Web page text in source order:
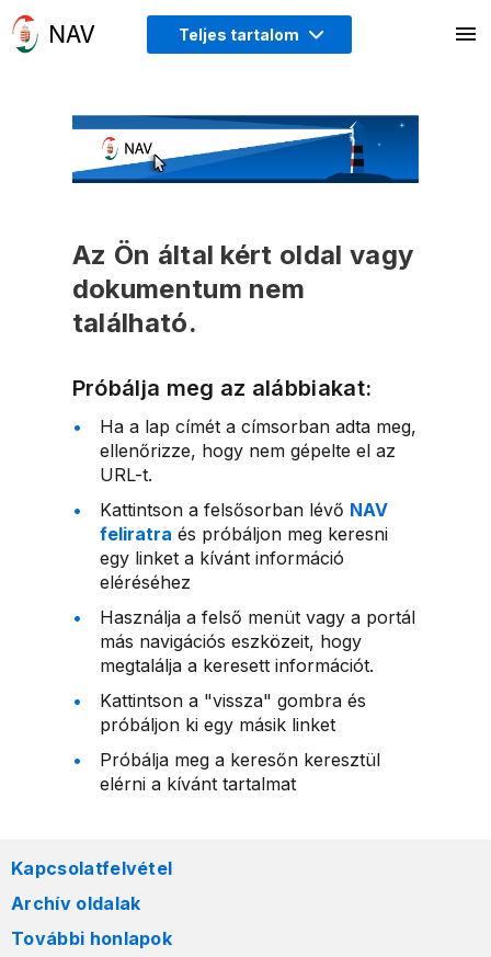
Teljes tartalom
Az Ön által kért oldal vagy
dokumentum nem
található.
Próbálja meg az alábbiakat:
Ha a lap címét a címsorban adta meg,
ellenőrizze, hogy nem gépelte el az
URL-t.
Kattintson a felsősorban lévő NAV
feliratra és próbáljon meg keresni
egy linket a kívánt információ
eléréséhez
Használja a felső menüt vagy a portál
más navigációs eszközeit, hogy
megtalálja a keresett információt.
Kattintson a "vissza" gombra és
próbáljon ki egy másik linket
Próbálja meg a keresőn keresztül
elérni a kívánt tartalmat
Kapcsolatfelvétel
Archív oldalak
További honlapok